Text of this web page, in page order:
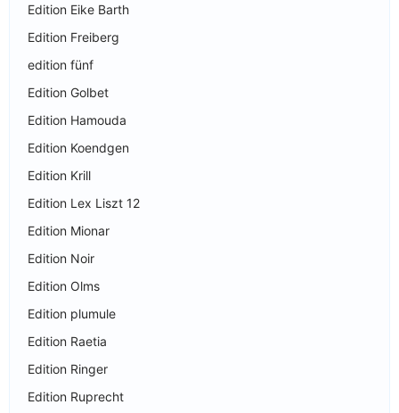
Edition Eike Barth
Edition Freiberg
edition fünf
Edition Golbet
Edition Hamouda
Edition Koendgen
Edition Krill
Edition Lex Liszt 12
Edition Mionar
Edition Noir
Edition Olms
Edition plumule
Edition Raetia
Edition Ringer
Edition Ruprecht